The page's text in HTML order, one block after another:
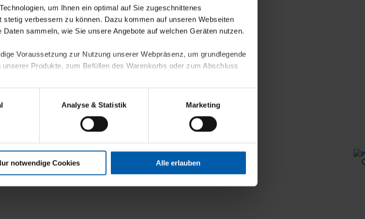
um Ihnen ein optimal auf Sie zugeschnittenes
verbessern zu können. Dazu kommen auf unseren Webseiten
sammeln, wie Sie unsere Angebote auf welchen Geräten nutzen.
Voraussetzung zur Nutzung unserer Webpräsenz, um grundlegende
Produkte, zum Befüllen des Warenkorbs oder zum Abschluss
und Inhalte aufgrund Ihres Nutzerverhaltens und Ihres Profils
zur Analyse und Optimierung unserer Webpräsenz speichern wir
wir in anonymisierter Form an Dritte wie etwa unsere
und Web-Technologien für Ihr personalisiertes Einkaufserlebnis
können Sie die Arten der Cookies selbst festlegen, die Sie erlauben
Analyse & Statistik Marketing
notwendige Cookies Alle erlauben
less information